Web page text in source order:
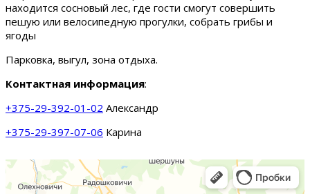
находится сосновый лес, где гости смогут совершить
пешую или велосипедную прогулки, собрать грибы и
ягоды
Парковка, выгул, зона отдыха.
Контактная информация:
+375-29-392-01-02 Александр
+375-29-397-07-06 Карина